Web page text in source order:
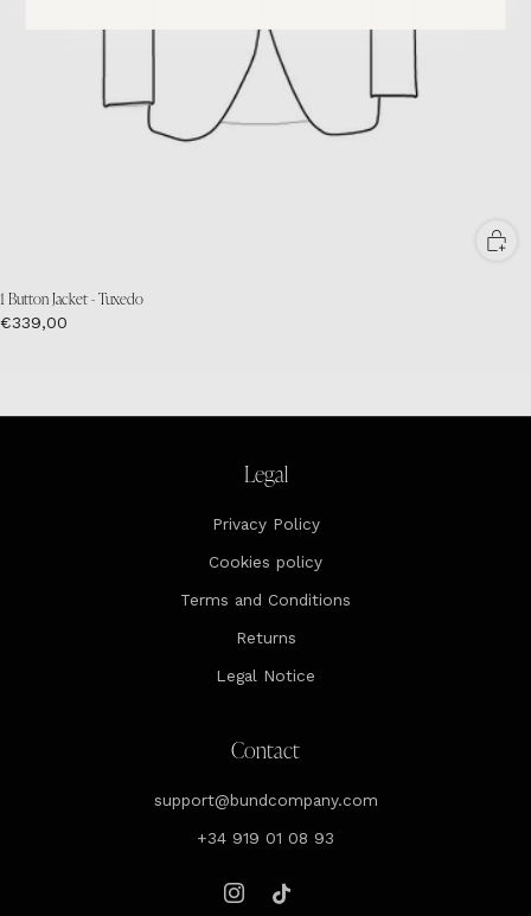
1 Button Jacket - Tuxedo
€339,00
Legal
Privacy Policy
Cookies policy
Terms and Conditions
Returns
Legal Notice
Contact
support@bundcompany.com
+34 919 01 08 93